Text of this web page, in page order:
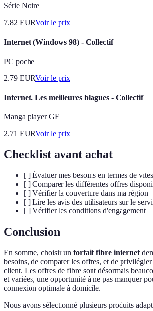
Série Noire
7.82 EURVoir le prix
Internet (Windows 98) - Collectif
PC poche
2.79 EURVoir le prix
Internet. Les meilleures blagues - Collectif
Manga player GF
2.71 EURVoir le prix
Checklist avant achat
[ ] Évaluer mes besoins en termes de
[ ] Comparer les différentes offres
[ ] Vérifier la couverture dans ma région
[ ] Lire les avis des utilisateurs sur le
[ ] Vérifier les conditions d'engagement
Conclusion
En somme, choisir un forfait fibre internet
besoins, de comparer les offres, et de
client. Les offres de fibre sont désormais
et variées, une opportunité à ne pas manquer
connexion optimale à domicile.
Nous avons sélectionné plusieurs produits